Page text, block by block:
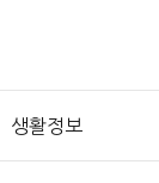
생활정보